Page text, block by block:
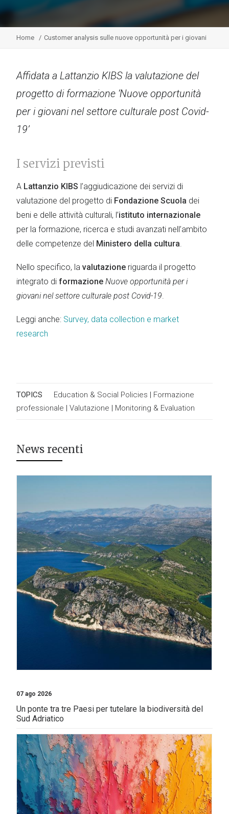
Home Customer analysis sulle nuove opportunità per i giovani
Affidata a Lattanzio KIBS la valutazione del
progetto di formazione ‘Nuove opportunità
per i giovani nel settore culturale post Covid-
19’
I servizi previsti
A Lattanzio KIBS l’aggiudicazione dei servizi di
valutazione del progetto di Fondazione Scuola dei
beni e delle attività culturali, l’istituto internazionale
per la formazione, ricerca e studi avanzati nell’ambito
delle competenze del Ministero della cultura.
Nello specifico, la valutazione riguarda il progetto
integrato di formazione Nuove opportunità per i
giovani nel settore culturale post Covid-19.
Leggi anche: Survey, data collection e market
research
TOPICS Education & Social Policies | Formazione
professionale | Valutazione | Monitoring & Evaluation
News recenti
07 ago 2026
Un ponte tra tre Paesi per tutelare la biodiversità del
Sud Adriatico